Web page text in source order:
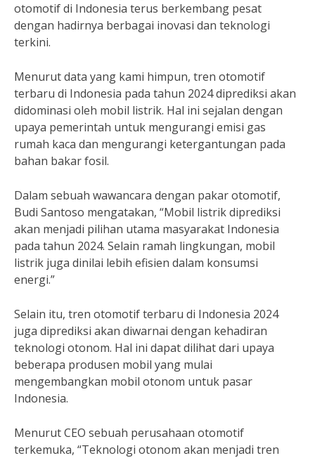
otomotif di Indonesia terus berkembang pesat
dengan hadirnya berbagai inovasi dan teknologi
terkini.
Menurut data yang kami himpun, tren otomotif
terbaru di Indonesia pada tahun 2024 diprediksi akan
didominasi oleh mobil listrik. Hal ini sejalan dengan
upaya pemerintah untuk mengurangi emisi gas
rumah kaca dan mengurangi ketergantungan pada
bahan bakar fosil.
Dalam sebuah wawancara dengan pakar otomotif,
Budi Santoso mengatakan, “Mobil listrik diprediksi
akan menjadi pilihan utama masyarakat Indonesia
pada tahun 2024. Selain ramah lingkungan, mobil
listrik juga dinilai lebih efisien dalam konsumsi
energi.”
Selain itu, tren otomotif terbaru di Indonesia 2024
juga diprediksi akan diwarnai dengan kehadiran
teknologi otonom. Hal ini dapat dilihat dari upaya
beberapa produsen mobil yang mulai
mengembangkan mobil otonom untuk pasar
Indonesia.
Menurut CEO sebuah perusahaan otomotif
terkemuka, “Teknologi otonom akan menjadi tren